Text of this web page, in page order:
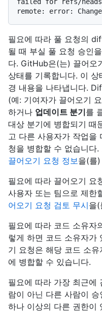
failed for refs/
필요에 따라 풀 요청의
될 때 부실 풀 요청 승인
다. GitHub은(는) 끌어오
상태를 기록합니다. 이
경 내용을 나타냅니다.
(예: 기여자가 끌어오기
하거나 업데이트 분기를
대상 분기에 병합되기 때
고 다른 사용자가 작업을
청을 병합할 수 없습니다
끌어오기 요청 정보을(를
필요에 따라 끌어오기 요
사용자 또는 팀으로 제한
어오기 요청 검토 무시을(
필요에 따라 코드 소유자
렇게 하면 코드 소유자가
기 요청은 해당 코드 소
에 병합할 수 있습니다.
필요에 따라 가장 최근에
람이 아닌 다른 사람이
하나 이상의 다른 권한이